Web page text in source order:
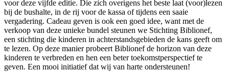
voor deze vijfde editie. Die zich overigens het beste laat (voor)lezen
bij de bushalte, in de rij voor de kassa of tijdens een saaie
vergadering. Cadeau geven is ook een goed idee, want met de
verkoop van deze unieke bundel steunen we Stichting Biblionef,
een stichting die kinderen in achterstandsgebieden de kans geeft om
te lezen. Op deze manier probeert Biblionef de horizon van deze
kinderen te verbreden en hen een beter toekomstperspectief te
geven. Een mooi initiatief dat wij van harte ondersteunen!